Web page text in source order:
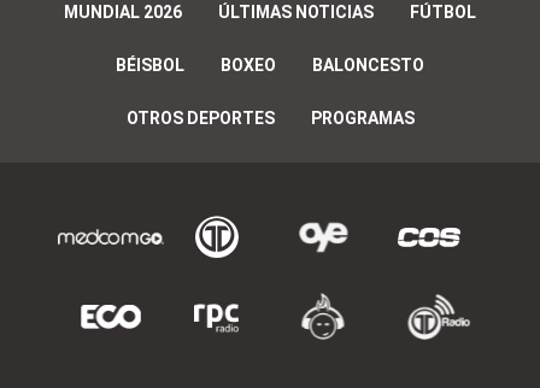
MUNDIAL 2026 ÚLTIMAS NOTICIAS FÚTBOL
BÉISBOL BOXEO BALONCESTO
OTROS DEPORTES PROGRAMAS